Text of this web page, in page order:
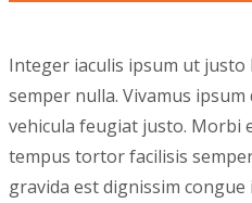
Integer iaculis ipsum ut justo
semper nulla. Vivamus
vehicula feugiat justo. Morbi
tempus tortor facilisis
gravida est dignissim